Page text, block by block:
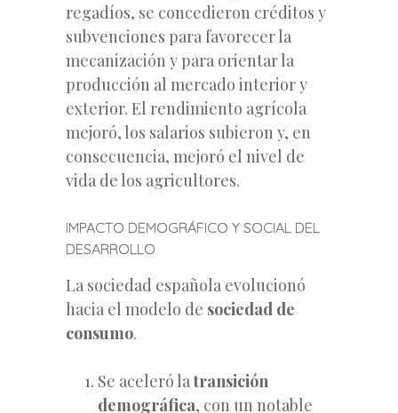
regadíos, se concedieron créditos y
subvenciones para favorecer la
mecanización y para orientar la
producción al mercado interior y
exterior. El rendimiento agrícola
mejoró, los salarios subieron y, en
consecuencia, mejoró el nivel de
vida de los agricultores.
IMPACTO DEMOGRÁFICO Y SOCIAL DEL
DESARROLLO
La sociedad española evolucionó
hacia el modelo de sociedad de
consumo.
Se aceleró latransición
demográfica, con un notable